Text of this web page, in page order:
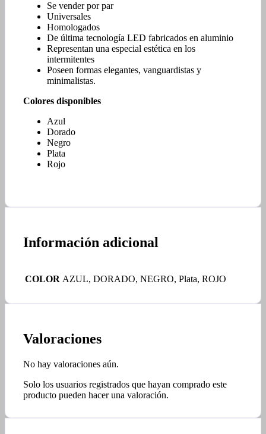
Se vender por par
Universales
Homologados
De última tecnología LED fabricados en aluminio
Representan una especial estética en los
intermitentes
Poseen formas elegantes, vanguardistas y
minimalistas.
Colores disponibles
Azul
Dorado
Negro
Plata
Rojo
Información adicional
COLOR AZUL, DORADO, NEGRO, Plata, ROJO
Valoraciones
No hay valoraciones aún.
Solo los usuarios registrados que hayan comprado este
producto pueden hacer una valoración.